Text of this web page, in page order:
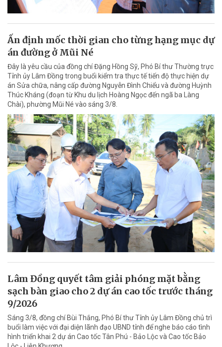
Ấn định mốc thời gian cho từng hạng mục dự
án đường ở Mũi Né
Đây là yêu cầu của đồng chí Đặng Hồng Sỹ, Phó Bí thư Thường trực
Tỉnh ủy Lâm Đồng trong buổi kiểm tra thực tế tiến độ thực hiện dự
án Sửa chữa, nâng cấp đường Nguyễn Đình Chiểu và đường Huỳnh
Thúc Kháng (đoạn từ Khu du lịch Hoàng Ngọc đến ngã ba Làng
Chài), phường Mũi Né vào sáng 3/8.
Lâm Đồng quyết tâm giải phóng mặt bằng
sạch bàn giao cho 2 dự án cao tốc trước tháng
9/2026
Sáng 3/8, đồng chí Bùi Thắng, Phó Bí thư Tỉnh ủy Lâm Đồng chủ trì
buổi làm việc với đại diện lãnh đạo UBND tỉnh để nghe báo cáo tình
hình triển khai 2 dự án Cao tốc Tân Phú - Bảo Lộc và Cao tốc Bảo